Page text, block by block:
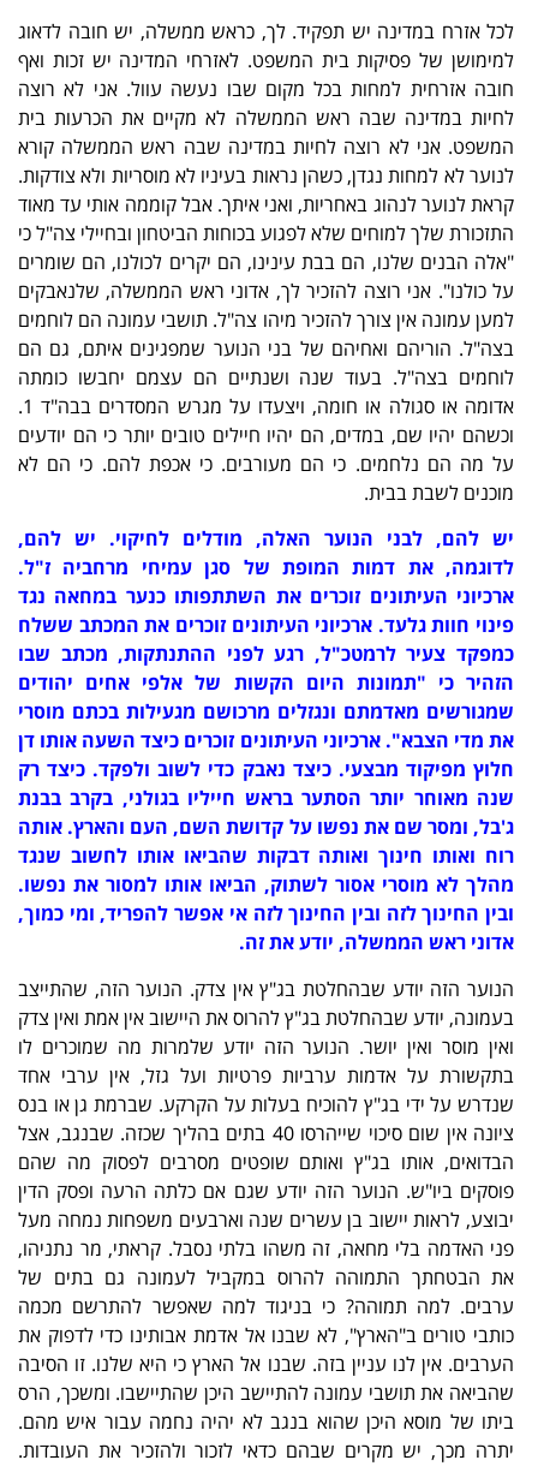
לכל אזרח במדינה יש תפקיד. לך, כראש ממשלה, יש חובה לדאוג
למימושן של פסיקות בית המשפט. לאזרחי המדינה יש זכות ואף
חובה אזרחית למחות בכל מקום שבו נעשה עוול. אני לא רוצה
לחיות במדינה שבה ראש הממשלה לא מקיים את הכרעות בית
המשפט. אני לא רוצה לחיות במדינה שבה ראש הממשלה קורא
לנוער לא למחות נגדן, כשהן נראות בעיניו לא מוסריות ולא צודקות.
קראת לנוער לנהוג באחריות, ואני איתך. אבל קוממה אותי עד מאוד
התזכורת שלך למוחים שלא לפגוע בכוחות הביטחון ובחיילי צה"ל כי
"אלה הבנים שלנו, הם בבת עינינו, הם יקרים לכולנו, הם שומרים
על כולנו". אני רוצה להזכיר לך, אדוני ראש הממשלה, שלנאבקים
למען עמונה אין צורך להזכיר מיהו צה"ל. תושבי עמונה הם לוחמים
בצה"ל. הוריהם ואחיהם של בני הנוער שמפגינים איתם, גם הם
לוחמים בצה"ל. בעוד שנה ושנתיים הם עצמם יחבשו כומתה
אדומה או סגולה או חומה, ויצעדו על מגרש המסדרים בבה"ד 1.
וכשהם יהיו שם, במדים, הם יהיו חיילים טובים יותר כי הם יודעים
על מה הם נלחמים. כי הם מעורבים. כי אכפת להם. כי הם לא
מוכנים לשבת בבית.
יש להם, לבני הנוער האלה, מודלים לחיקוי. יש להם,
לדוגמה, את דמות המופת של סגן עמיחי מרחביה ז"ל.
ארכיוני העיתונים זוכרים את השתתפותו כנער במחאה נגד
פינוי חוות גלעד. ארכיוני העיתונים זוכרים את המכתב ששלח
כמפקד צעיר לרמטכ"ל, רגע לפני ההתנתקות, מכתב שבו
הזהיר כי "תמונות היום הקשות של אלפי אחים יהודים
שמגורשים מאדמתם ונגזלים מרכושם מגעילות בכתם מוסרי
את מדי הצבא". ארכיוני העיתונים זוכרים כיצד השעה אותו דן
חלוץ מפיקוד מבצעי. כיצד נאבק כדי לשוב ולפקד. כיצד רק
שנה מאוחר יותר הסתער בראש חייליו בגולני, בקרב בבנת
ג'בל, ומסר שם את נפשו על קדושת השם, העם והארץ. אותה
רוח ואותו חינוך ואותה דבקות שהביאו אותו לחשוב שנגד
מהלך לא מוסרי אסור לשתוק, הביאו אותו למסור את נפשו.
ובין החינוך לזה ובין החינוך לזה אי אפשר להפריד, ומי כמוך,
אדוני ראש הממשלה, יודע את זה.
הנוער הזה יודע שבהחלטת בג"ץ אין צדק. הנוער הזה, שהתייצב
בעמונה, יודע שבהחלטת בג"ץ להרוס את היישוב אין אמת ואין צדק
ואין מוסר ואין יושר. הנוער הזה יודע שלמרות מה שמוכרים לו
בתקשורת על אדמות ערביות פרטיות ועל גזל, אין ערבי אחד
שנדרש על ידי בג"ץ להוכיח בעלות על הקרקע. שברמת גן או בנס
ציונה אין שום סיכוי שייהרסו 40 בתים בהליך שכזה. שבנגב, אצל
הבדואים, אותו בג"ץ ואותם שופטים מסרבים לפסוק מה שהם
פוסקים ביו"ש. הנוער הזה יודע שגם אם כלתה הרעה ופסק הדין
יבוצע, לראות יישוב בן עשרים שנה וארבעים משפחות נמחה מעל
פני האדמה בלי מחאה, זה משהו בלתי נסבל. קראתי, מר נתניהו,
את הבטחתך התמוהה להרוס במקביל לעמונה גם בתים של
ערבים. למה תמוהה? כי בניגוד למה שאפשר להתרשם מכמה
כותבי טורים ב"הארץ", לא שבנו אל אדמת אבותינו כדי לדפוק את
הערבים. אין לנו עניין בזה. שבנו אל הארץ כי היא שלנו. זו הסיבה
שהביאה את תושבי עמונה להתיישב היכן שהתיישבו. ומשכך, הרס
ביתו של מוסא היכן שהוא בנגב לא יהיה נחמה עבור איש מהם.
יתרה מכך, יש מקרים שבהם כדאי לזכור ולהזכיר את העובדות.